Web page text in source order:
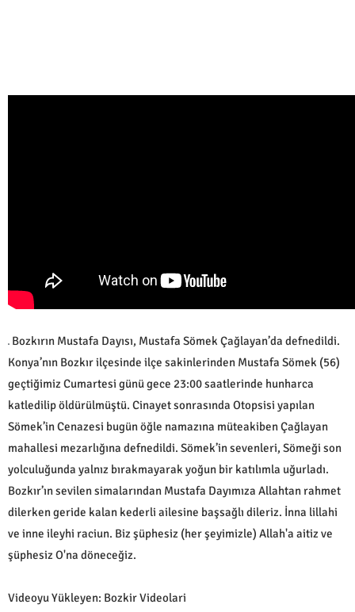
Bozkırın Mustafa Dayısı, Mustafa Sömek Çağlayan’da defnedildi.
Konya’nın Bozkır ilçesinde ilçe sakinlerinden Mustafa Sömek (56)
geçtiğimiz Cumartesi günü gece 23:00 saatlerinde hunharca
katledilip öldürülmüştü. Cinayet sonrasında Otopsisi yapılan
Sömek’in Cenazesi bugün öğle namazına müteakiben Çağlayan
mahallesi mezarlığına defnedildi. Sömek’in sevenleri, Sömeği son
yolculuğunda yalnız bırakmayarak yoğun bir katılımla uğurladı.
Bozkır’ın sevilen simalarından Mustafa Dayımıza Allahtan rahmet
dilerken geride kalan kederli ailesine başsağlı dileriz. İnna lillahi
ve inne ileyhi raciun. Biz şüphesiz (her şeyimizle) Allah'a aitiz ve
şüphesiz O'na döneceğiz.
Videoyu Yükleyen: Bozkir Videolari